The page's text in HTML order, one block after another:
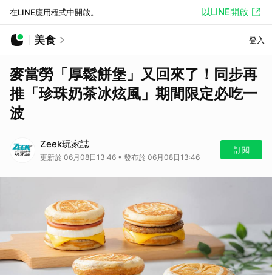
在LINE應用程式中開啟。 以LINE開啟
美食 登入
麥當勞「厚鬆餅堡」又回來了！同步再
推「珍珠奶茶冰炫風」期間限定必吃一
波
Zeek玩家誌
更新於 06月08日13:46 • 發布於 06月08日13:46
訂閱